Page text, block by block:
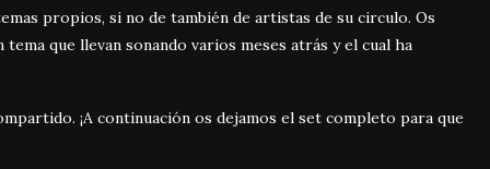
propios, si no de también de artistas de su circulo. Os
tema que llevan sonando varios meses atrás y el cual ha
¡A continuación os dejamos el set completo para que